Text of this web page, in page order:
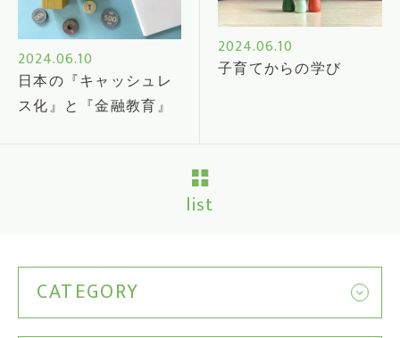
2024.06.10
日本の『キャッシュレ
ス化』と『金融教育』
2024.06.10
子育てからの学び
list
CATEGORY